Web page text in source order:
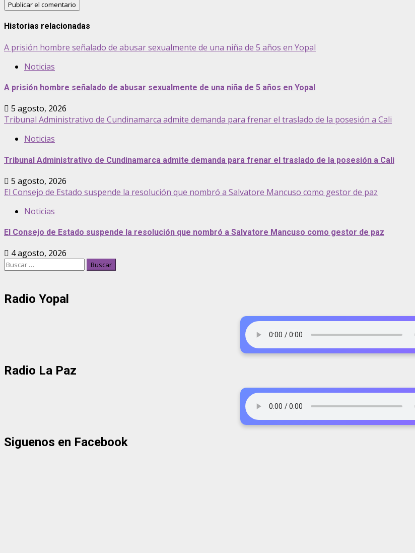
Historias relacionadas
A prisión hombre señalado de abusar sexualmente de una niña de 5 años en Yopal
Noticias
A prisión hombre señalado de abusar sexualmente de una niña de 5 años en Yopal
5 agosto, 2026
Tribunal Administrativo de Cundinamarca admite demanda para frenar el traslado de la posesión a Cali
Noticias
Tribunal Administrativo de Cundinamarca admite demanda para frenar el traslado de la posesión a Cali
5 agosto, 2026
El Consejo de Estado suspende la resolución que nombró a Salvatore Mancuso como gestor de paz
Noticias
El Consejo de Estado suspende la resolución que nombró a Salvatore Mancuso como gestor de paz
4 agosto, 2026
Buscar:
Radio Yopal
Radio La Paz
Siguenos en Facebook